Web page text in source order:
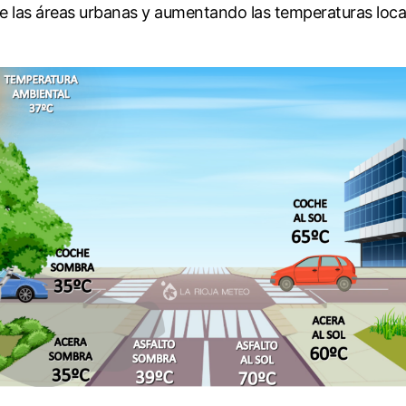
las áreas urbanas y aumentando las temperaturas